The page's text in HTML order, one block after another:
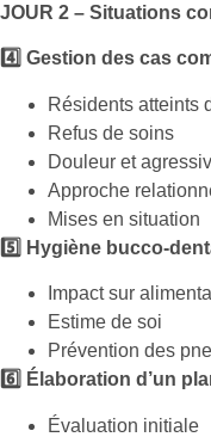
JOUR 2 – Situations
4️⃣ Gestion des cas
Résidents atteints
Refus de soins
Douleur et
Approche
Mises en situation
5️⃣ Hygiène bucco-
Impact sur
Estime de soi
Prévention des
6️⃣ Élaboration d’un
Évaluation initiale